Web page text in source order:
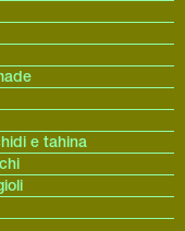
e tahina